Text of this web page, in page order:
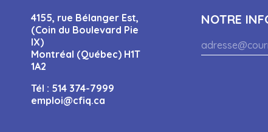
4155, rue Bélanger Est,
(Coin du Boulevard Pie
IX)
Montréal (Québec) H1T
1A2
Tél : 514 374-7999
emploi@cfiq.ca
NOTRE